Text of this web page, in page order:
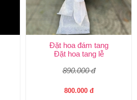
Đặt hoa đám tang
Đặt hoa tang lễ
890.000 đ
800.000 đ